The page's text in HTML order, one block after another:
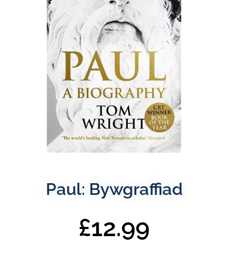
Paul: Bywgraffiad
£12.99